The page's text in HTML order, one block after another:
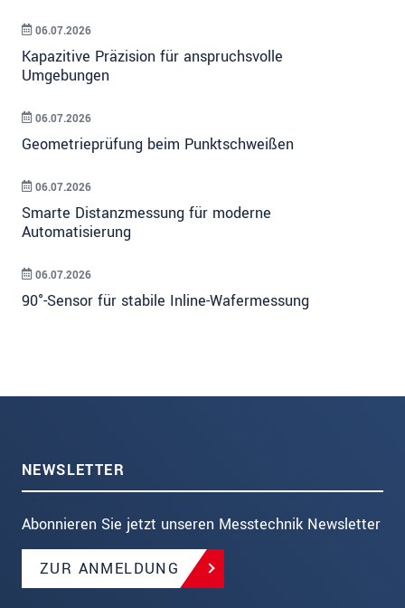
Kapazitive Präzision für anspruchsvolle
Umgebungen
06.07.2026
Geometrieprüfung beim Punktschweißen
06.07.2026
Smarte Distanzmessung für moderne
Automatisierung
06.07.2026
90°-Sensor für stabile Inline-Wafermessung
06.07.2026
NEWSLETTER
Abonnieren Sie jetzt unseren Messtechnik Newsletter
ZUR ANMELDUNG